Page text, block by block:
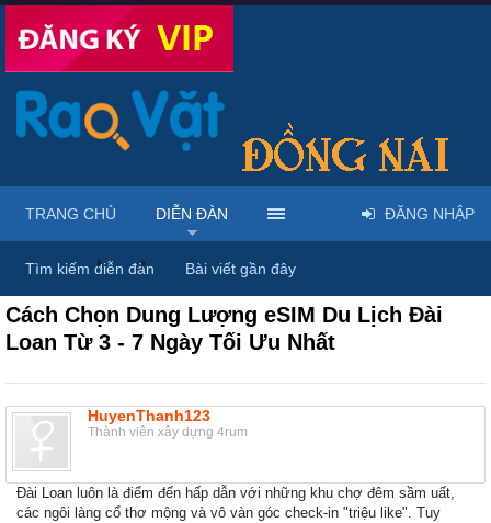
Diễn đàn ... Thảo luận chung & chia sẻ kinh nghiệm
Cách Chọn Dung Lượng eSIM Du Lịch Đài
Loan Từ 3 - 7 Ngày Tối Ưu Nhất
HuyenThanh123
Thành viên xây dựng 4rum
Đài Loan luôn là điểm đến hấp dẫn với những khu chợ đêm sầm uất,
các ngôi làng cổ thơ mộng và vô vàn góc check-in "triệu like". Tuy
TRANG CHỦ DIỄN ĐÀN
Tìm kiếm diễn đàn Bài viết gần đây
ĐĂNG NHẬP